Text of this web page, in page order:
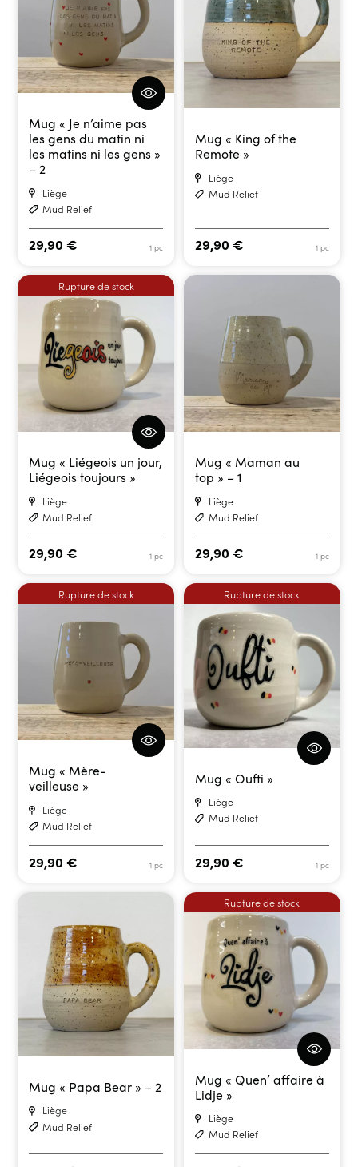
Mug « Je n’aime pas
les gens du matin ni
les matins ni les gens »
– 2
Liège
Mud Relief
1 pc
29,90€
Mug « King of the
Remote »
Liège
Mud Relief
1 pc
29,90 €
Rupture de stock
Mug « Liégeois un jour,
Liégeois toujours »
Liège
Mud Relief
1 pc
29,90€
Mug « Maman au
top » – 1
Liège
Mud Relief
1 pc
29,90 €
Rupture de stock
Mug « Mère-
veilleuse »
Liège
Mud Relief
1 pc
29,90€
Rupture de stock
Mug « Oufti »
Liège
Mud Relief
1 pc
29,90 €
Mug « Papa Bear » – 2
Liège
Mud Relief
Rupture de stock
Mug « Quen’ affaire à
Lidje »
Liège
Mud Relief